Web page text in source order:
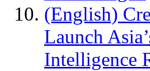
(English)
Launch
Intelligence